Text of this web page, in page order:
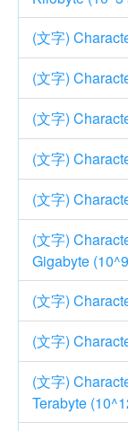
(文字)
(文字)
(文字)
(文字)
(文字)
(文字)
Gigabyte
(文字)
(文字)
(文字)
Terabyte